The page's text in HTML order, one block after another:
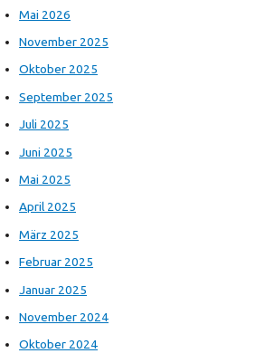
Mai 2026
November 2025
Oktober 2025
September 2025
Juli 2025
Juni 2025
Mai 2025
April 2025
März 2025
Februar 2025
Januar 2025
November 2024
Oktober 2024